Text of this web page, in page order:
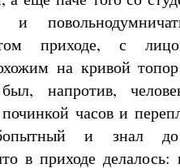
и
приходе, с
на кривой
напротив,
часов и
и знал до
в приходе